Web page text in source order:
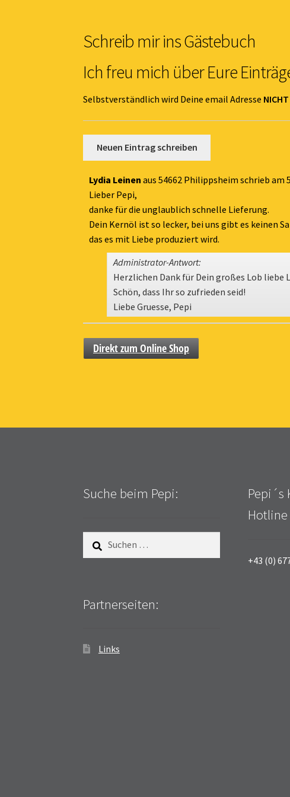
Schreib mir ins Gästebuch
Ich freu mich über Eure
Selbstverständlich wird Deine email Adresse NICHT
Lydia Leinenaus 54662 Philippsheim schrieb am
Lieber Pepi,
danke für die unglaublich schnelle Lieferung.
Dein Kernöl ist so lecker, bei uns gibt es keinen
das es mit Liebe produziert wird.
Administrator-Antwort:
Herzlichen Dank für Dein großes Lob liebe
Schön, dass Ihr so zufrieden seid!
Liebe Gruesse, Pepi
Direkt zum Online Shop
Suche beim Pepi:
nach:
Partnerseiten:
Links
Pepi´s
Hotline
+43 (0)